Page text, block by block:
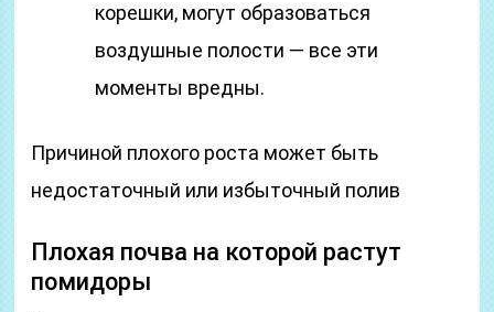
корешки, могут образоваться
воздушные полости — все эти
моменты вредны.
Причиной плохого роста может быть
недостаточный или избыточный полив
Плохая почва на которой растут
помидоры